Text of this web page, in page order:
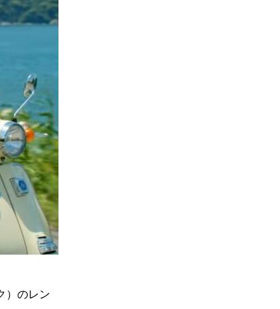
）のレン